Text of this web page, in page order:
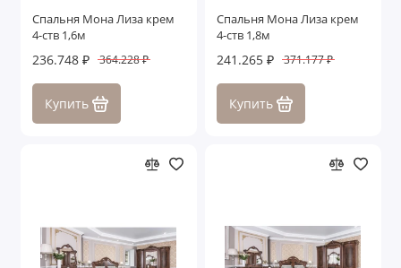
Спальня Мона Лиза крем
4-ств 1,6м
236.748 ₽ 364.228 ₽
Купить
Спальня Мона Лиза крем
4-ств 1,8м
241.265 ₽ 371.177 ₽
Купить